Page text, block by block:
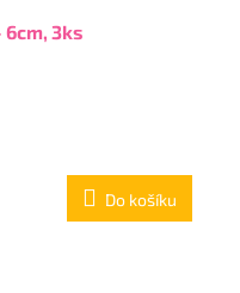
3ks
Do košíku